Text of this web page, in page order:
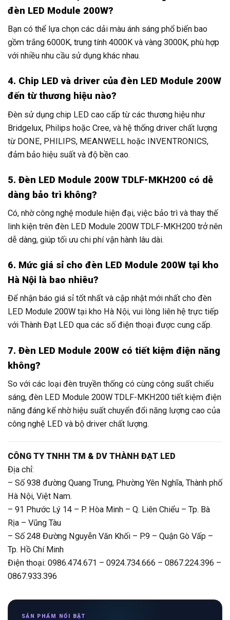
đèn LED Module 200W?
Bạn có thể lựa chọn các dải màu ánh sáng phổ biến bao
gồm trắng 6000K, trung tính 4000K và vàng 3000K, phù hợp
với nhiều nhu cầu sử dụng khác nhau.
4. Chip LED và driver của đèn LED Module 200W
đến từ thương hiệu nào?
Đèn sử dụng chip LED cao cấp từ các thương hiệu như
Bridgelux, Philips hoặc Cree, và hệ thống driver chất lượng
từ DONE, PHILIPS, MEANWELL hoặc INVENTRONICS,
đảm bảo hiệu suất và độ bền cao.
5. Đèn LED Module 200W TDLF-MKH200 có dễ
dàng bảo trì không?
Có, nhờ công nghệ module hiện đại, việc bảo trì và thay thế
linh kiện trên đèn LED Module 200W TDLF-MKH200 trở nên
dễ dàng, giúp tối ưu chi phí vận hành lâu dài.
6. Mức giá sỉ cho đèn LED Module 200W tại kho
Hà Nội là bao nhiêu?
Để nhận báo giá sỉ tốt nhất và cập nhật mới nhất cho đèn
LED Module 200W tại kho Hà Nội, vui lòng liên hệ trực tiếp
với Thành Đạt LED qua các số điện thoại được cung cấp.
7. Đèn LED Module 200W có tiết kiệm điện năng
không?
So với các loại đèn truyền thống có cùng công suất chiếu
sáng, đèn LED Module 200W TDLF-MKH200 tiết kiệm điện
năng đáng kể nhờ hiệu suất chuyển đổi năng lượng cao của
công nghệ LED và bộ driver chất lượng.
CÔNG TY TNHH TM & DV THÀNH ĐẠT LED
Địa chỉ:
– Số 938 đường Quang Trung, Phường Yên Nghĩa, Thành phố
Hà Nội, Việt Nam.
– 91 Phước Lý 14 – P. Hòa Minh – Q. Liên Chiểu – Tp. Bà
Rịa – Vũng Tàu
– Số 248 Đường Nguyễn Văn Khối – P.9 – Quận Gò Vấp –
Tp. Hồ Chí Minh
Điện thoại: 0986.474.671 – 0924.734.666 – 0867.224.396 –
0867.933.396
SẢN PHẨM NỔI BẬT